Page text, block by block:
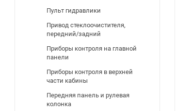
Пульт гидравлики
Привод стеклоочистителя,
передний/задний
Приборы контроля на главной
панели
Приборы контроля в верхней
части кабины
Передняя панель и рулевая
колонка